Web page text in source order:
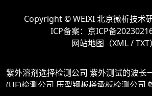
Copyright ©WEIXI 北京微析技术
ICP备案： 京ICP备
网站地图（XML/TXT）
紫外溶剂选择检测公司 紫外测试的波长
(UF)检测公司 压型钢板楼承板检测公司